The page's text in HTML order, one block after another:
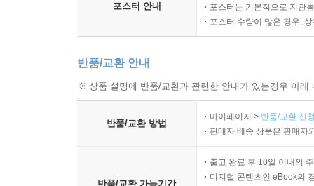
포스터 안내
포스터는 기본적으로 지관
포스터 수량이 많은 경우,
반품/교환 안내
※ 상품 설명에 반품/교환과 관련한 안내가 있는경우 아
반품/교환 방법
마이페이지 > 반품/교환 신
판매자 배송 상품은 판매자
반품/교환 가능기간
출고 완료 후 10일 이내의
디지털 콘텐츠인 eBook의